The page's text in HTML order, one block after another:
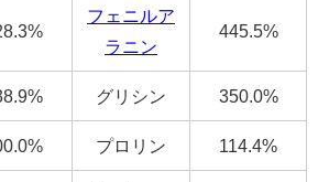
フェニルア
ラニン
445.5%
グリシン 350.0%
プロリン 114.4%